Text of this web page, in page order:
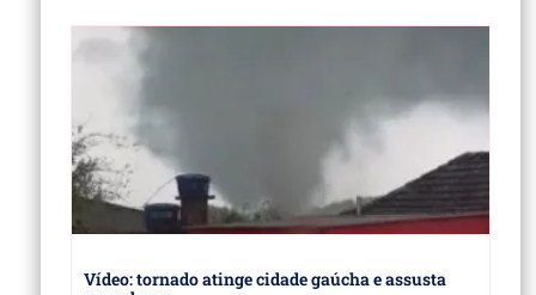
Vídeo: tornado atinge cidade gaúcha e assusta